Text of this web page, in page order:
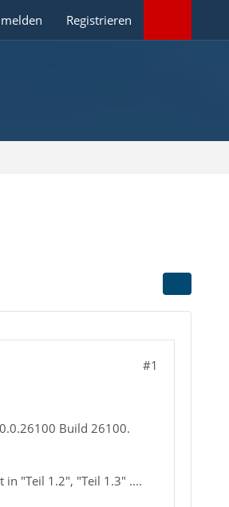
Registrieren
#1
Build 26100.
in "Teil 1.2", "Teil 1.3" ....